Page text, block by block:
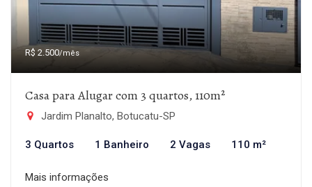
R$ 2.500/mês
Casa para Alugar com 3 quartos, 110m²
Jardim Planalto, Botucatu-SP
3 Quartos 1 Banheiro 2 Vagas 110 m²
Mais informações